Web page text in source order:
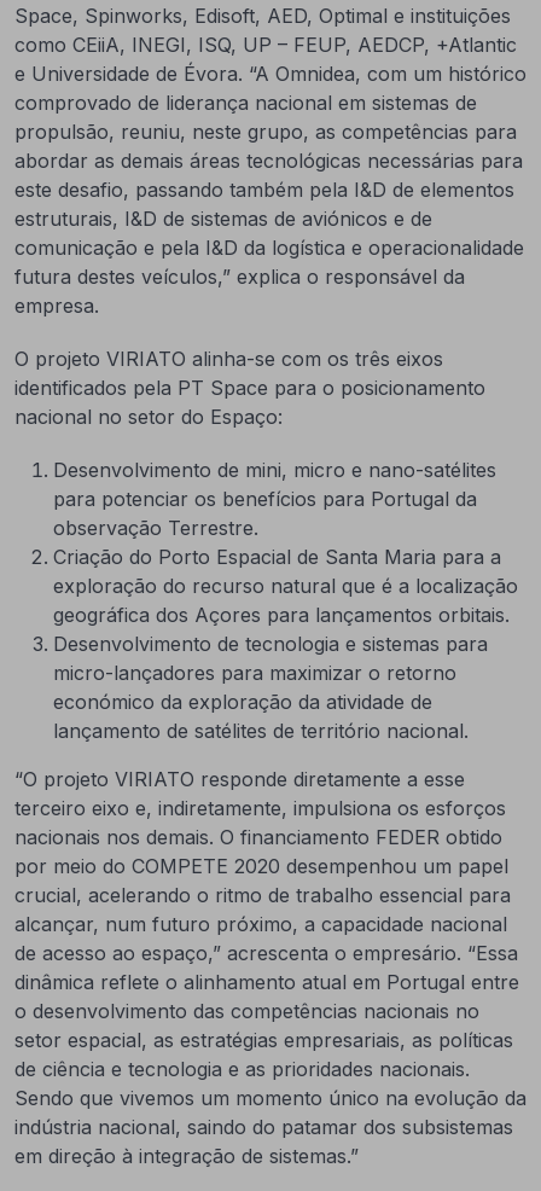
Space, Spinworks, Edisoft, AED, Optimal e instituições
como CEiiA, INEGI, ISQ, UP – FEUP, AEDCP, +Atlantic
e Universidade de Évora. “A Omnidea, com um histórico
comprovado de liderança nacional em sistemas de
propulsão, reuniu, neste grupo, as competências para
abordar as demais áreas tecnológicas necessárias para
este desafio, passando também pela I&D de elementos
estruturais, I&D de sistemas de aviónicos e de
comunicação e pela I&D da logística e operacionalidade
futura destes veículos,” explica o responsável da
empresa.
O projeto VIRIATO alinha-se com os três eixos
identificados pela PT Space para o posicionamento
nacional no setor do Espaço:
Desenvolvimento de mini, micro e nano-satélites
para potenciar os benefícios para Portugal da
observação Terrestre.
Criação do Porto Espacial de Santa Maria para a
exploração do recurso natural que é a localização
geográfica dos Açores para lançamentos orbitais.
Desenvolvimento de tecnologia e sistemas para
micro-lançadores para maximizar o retorno
económico da exploração da atividade de
lançamento de satélites de território nacional.
“O projeto VIRIATO responde diretamente a esse
terceiro eixo e, indiretamente, impulsiona os esforços
nacionais nos demais. O financiamento FEDER obtido
por meio do COMPETE 2020 desempenhou um papel
crucial, acelerando o ritmo de trabalho essencial para
alcançar, num futuro próximo, a capacidade nacional
de acesso ao espaço,” acrescenta o empresário. “Essa
dinâmica reflete o alinhamento atual em Portugal entre
o desenvolvimento das competências nacionais no
setor espacial, as estratégias empresariais, as políticas
de ciência e tecnologia e as prioridades nacionais.
Sendo que vivemos um momento único na evolução da
indústria nacional, saindo do patamar dos subsistemas
em direção à integração de sistemas.”